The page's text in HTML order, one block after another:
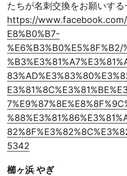
たちが名刺交換をお願いする
https://www.facebook.com/
E8%B0%B7-
%E6%B3%B0%E5%8F%B2/
5342
櫛ヶ浜 やぎ